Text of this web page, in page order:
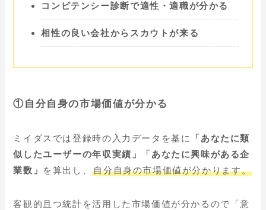
コンピテンシー診断で適性・適職が分かる
相性の良い会社からスカウトが来る
①自分自身の市場価値が分かる
ミイダスでは登録時の入力データを基に
「あなたに類
似したユーザーの年収実績」「あなたに興味がある企
業数」
を算出し、自分自身の市場価値が分かります。
客観的且つ統計を活用した市場価値が分かるので「意